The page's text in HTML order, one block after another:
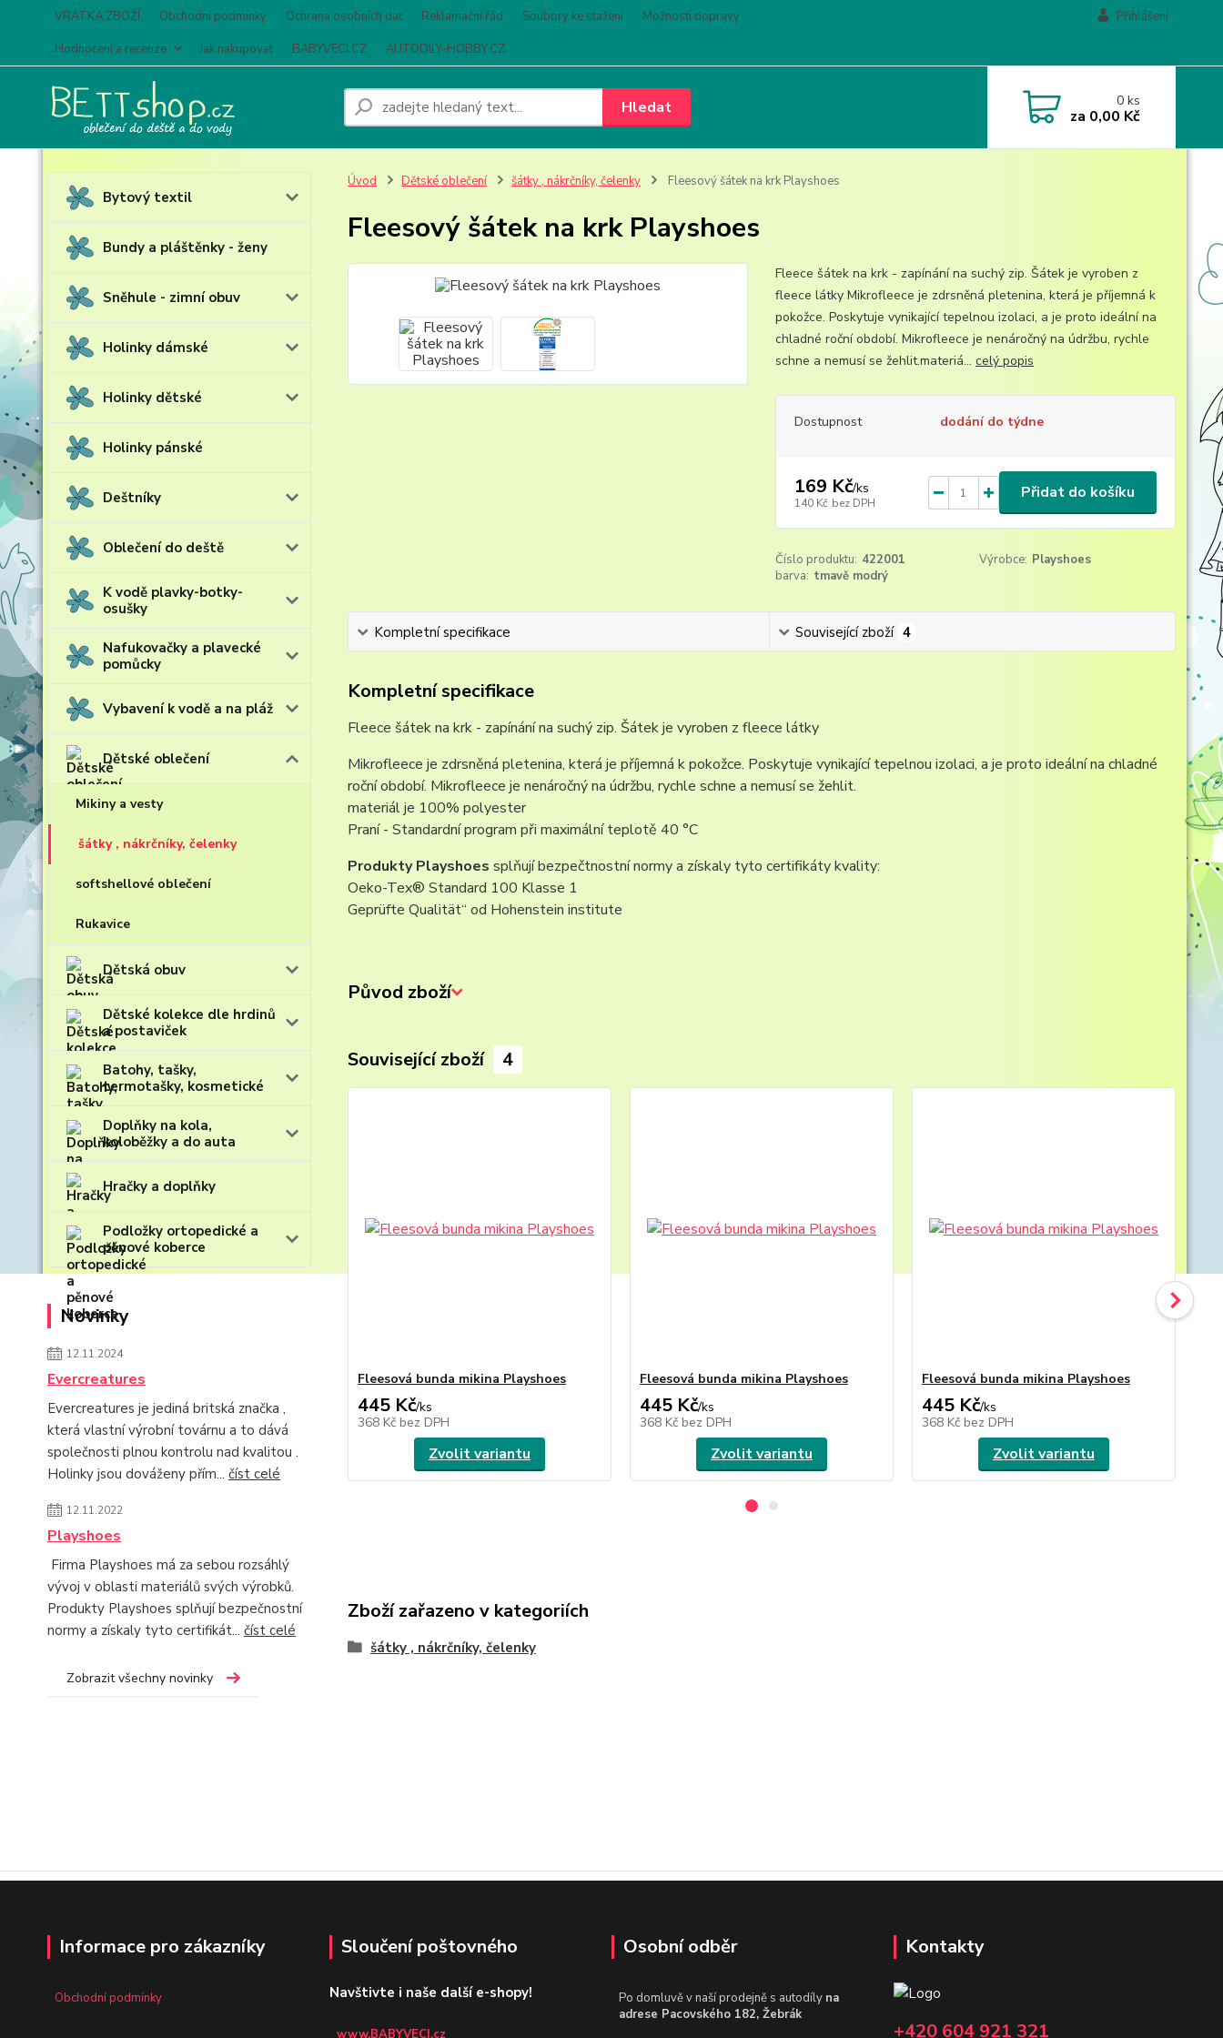
VRATKA ZBOŽÍ Obchodní podmínky Ochrana osobních dat Reklamační řád Soubory ke stažení
Možnosti dopravy
Hodnocení a recenze
Jak nakupovat BABYVECI.CZ AUTODILY-HOBBY.CZ
Přihlášení
Hledat 0ks
za 0,00 Kč
Bytový textil
Bundy a pláštěnky - ženy
Sněhule - zimní obuv
Holinky dámské
Holinky dětské
Holinky pánské
Deštníky
Oblečení do deště
K vodě plavky-botky-
osušky
Nafukovačky a plavecké
pomůcky
Vybavení k vodě a na pláž
Dětské oblečení
Mikiny a vesty
šátky , nákrčníky, čelenky
softshellové oblečení
Rukavice
Dětská obuv
Dětské kolekce dle hrdinů
a postaviček
Batohy, tašky,
termotašky, kosmetické
Doplňky na kola,
koloběžky a do auta
Hračky a doplňky
Podložky ortopedické a
pěnové koberce
Novinky
12.11.2024
Evercreatures
Evercreatures je jediná britská značka ,
která vlastní výrobní továrnu a to dává
společnosti plnou kontrolu nad kvalitou .
Holinky jsou dováženy přím... číst celé
12.11.2022
Playshoes
Firma Playshoes má za sebou rozsáhlý
vývoj v oblasti materiálů svých výrobků.
Produkty Playshoes splňují bezpečnostní
normy a získaly tyto certifikát... číst celé
Zobrazit všechny novinky
Úvod Dětské oblečení šátky , nákrčníky, čelenky Fleesový šátek na krk Playshoes
Fleesový šátek na krk Playshoes
Fleece šátek na krk - zapínání na suchý zip. Šátek je vyroben z
fleece látky Mikrofleece je zdrsněná pletenina, která je příjemná k
pokožce. Poskytuje vynikající tepelnou izolaci, a je proto ideální na
chladné roční období. Mikrofleece je nenáročný na údržbu, rychle
schne a nemusí se žehlit.materiá... celý popis
Dostupnost dodání do týdne
169 Kč/ks
140 Kč bez DPH
Přidat do košíku
Číslo produktu: 422001 Výrobce: Playshoes
barva: tmavě modrý
Kompletní specifikace Související zboží 4
Kompletní specifikace
Fleece šátek na krk - zapínání na suchý zip. Šátek je vyroben z fleece látky
Mikrofleece je zdrsněná pletenina, která je příjemná k pokožce. Poskytuje vynikající tepelnou izolaci, a je proto ideální na chladné
roční období. Mikrofleece je nenáročný na údržbu, rychle schne a nemusí se žehlit.
materiál je 100% polyester
Praní - Standardní program při maximální teplotě 40 °C
Produkty Playshoes splňují bezpečtnostní normy a získaly tyto certifikáty kvality:
Oeko-Tex® Standard 100 Klasse 1
Geprüfte Qualität“ od Hohenstein institute
Původ zboží
Související zboží 4
Fleesová bunda mikina Playshoes
445 Kč/ks
368 Kč bez DPH
Zvolit variantu
Fleesová bunda mikina Playshoes
445 Kč/ks
368 Kč bez DPH
Zvolit variantu
Fleesová bunda mikina Playshoes
445 Kč/ks
368 Kč bez DPH
Zvolit variantu
Zboží zařazeno v kategoriích
šátky , nákrčníky, čelenky
Informace pro zákazníky
Obchodní podmínky
Sloučení poštovného
Navštivte i naše další e-shopy!
www.BABYVECI.cz
Osobní odběr
Po domluvě v naší prodejně s autodíly na
adrese Pacovského 182, Žebrák
Kontakty
+420 604 921 321